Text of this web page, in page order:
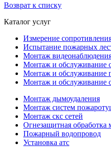
Возврат к списку
Каталог услуг
Измерение
Испытание пожарных
Монтаж
Монтаж и обслуживание
Монтаж и обслуживание
Монтаж и обслуживание
Монтаж дымоудаления
Монтаж систем
Монтаж скс сетей
Огнезащитная обработка
Пожарный водопровод
Установка атс